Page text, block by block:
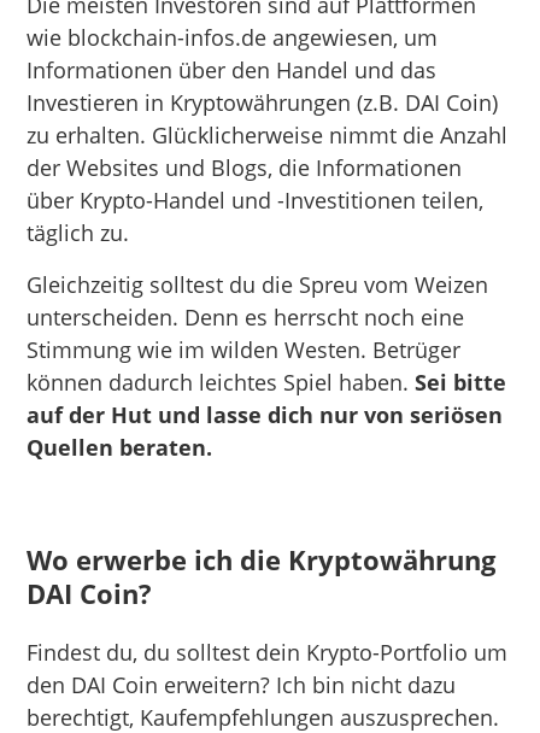
wie blockchain-infos.de angewiesen, um
Informationen über den Handel und das
Investieren in Kryptowährungen (z.B. DAI Coin)
zu erhalten. Glücklicherweise nimmt die Anzahl
der Websites und Blogs, die Informationen
über Krypto-Handel und -Investitionen teilen,
täglich zu.
Gleichzeitig solltest du die Spreu vom Weizen
unterscheiden. Denn es herrscht noch eine
Stimmung wie im wilden Westen. Betrüger
können dadurch leichtes Spiel haben.Sei bitte
auf der Hut und lasse dich nur von seriösen
Quellen beraten.
Wo erwerbe ich die Kryptowährung
DAI Coin?
Findest du, du solltest dein Krypto-Portfolio um
den DAI Coin erweitern? Ich bin nicht dazu
berechtigt, Kaufempfehlungen auszusprechen.